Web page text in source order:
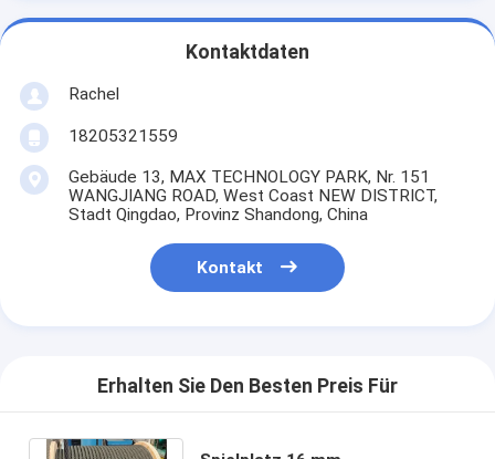
Kontaktdaten
Rachel
18205321559
Gebäude 13, MAX TECHNOLOGY PARK, Nr. 151
WANGJIANG ROAD, West Coast NEW DISTRICT,
Stadt Qingdao, Provinz Shandong, China
Kontakt
Erhalten Sie Den Besten Preis Für